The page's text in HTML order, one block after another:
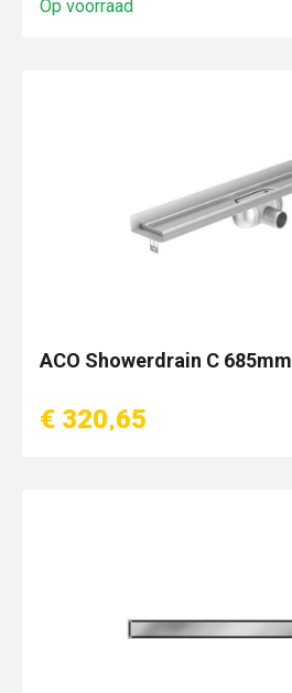
Op voorraad
ACO Showerdrain C
€ 320,65